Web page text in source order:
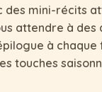
des mini-récits
attendre à des
à chaque
touches